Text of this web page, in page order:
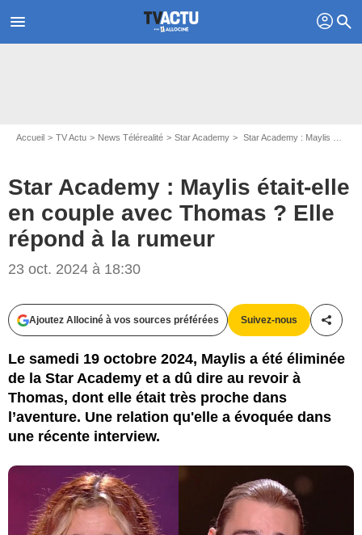
menu profil search
Accueil TV Actu News Télérealité Star Academy Star Academy : Maylis était-elle en couple avec Thomas ? Elle répond à la rumeur
Star Academy : Maylis était-elle
en couple avec Thomas ? Elle
répond à la rumeur
23 oct. 2024 à 18:30
Ajoutez Allociné à vos sources préférées Suivez-nous
Le samedi 19 octobre 2024, Maylis a été éliminée
de la Star Academy et a dû dire au revoir à
Thomas, dont elle était très proche dans
l’aventure. Une relation qu'elle a évoquée dans
une récente interview.